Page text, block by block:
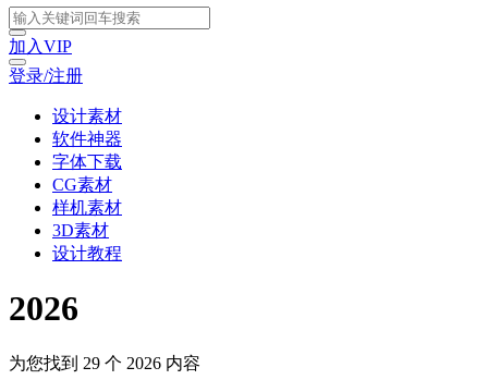
加入VIP
登录/注册
设计素材
软件神器
字体下载
CG素材
样机素材
3D素材
设计教程
2026
为您找到 29 个 2026 内容